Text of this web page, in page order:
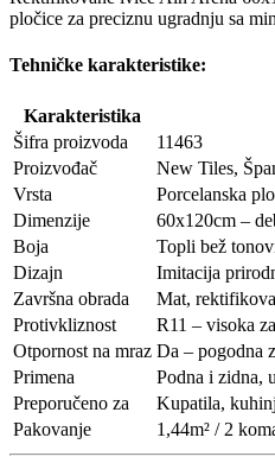
pločice za preciznu ugradnju sa
Tehničke karakteristike:
Karakteristika
Šifra proizvoda
11463
Proizvođač
New Tiles,
Vrsta
Porcelanska
Dimenzije
60x120cm –
Boja
Topli bež
Dizajn
Imitacija
Završna obrada
Mat,
Protivkliznost
R11 – visoka
Otpornost na mraz Da – pogodna
Primena
Podna i zidna,
Preporučeno za
Kupatila,
Pakovanje
1,44m² / 2